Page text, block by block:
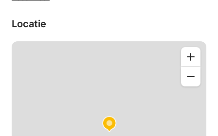
💡 Wat ik aanbied:
✔️ Zanglessen: Zangtechniek, podiumuitstraling,
emotionele expressie
✔️ Songinterpretatie: leer om echt verbinding te
✔️ Oortraining: Verbeter de
toonhoogtenauwkeurigheid en muzikaliteit
Locatie